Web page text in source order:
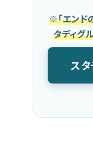
※「エンド
タディグ
ス